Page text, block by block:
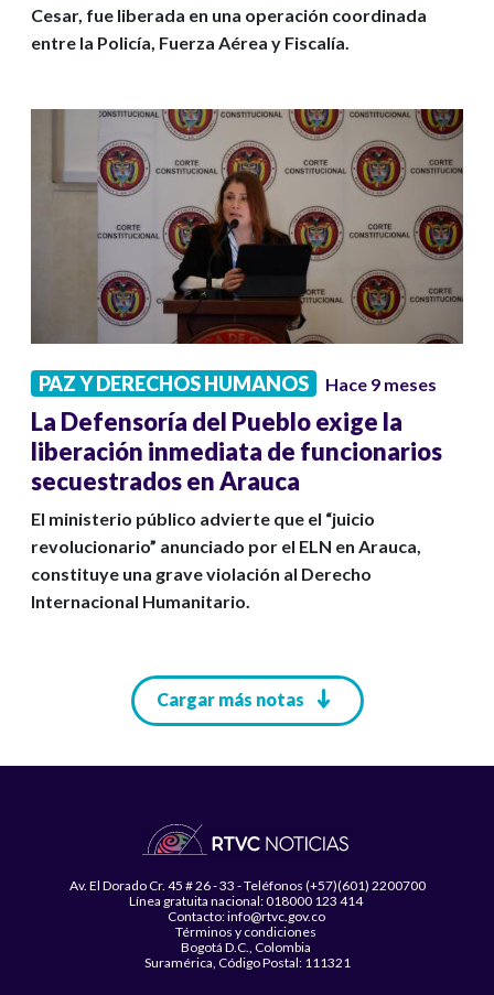
Cesar, fue liberada en una operación coordinada
entre la Policía, Fuerza Aérea y Fiscalía.
PAZ Y DERECHOS HUMANOS Hace 9 meses
La Defensoría del Pueblo exige la
liberación inmediata de funcionarios
secuestrados en Arauca
El ministerio público advierte que el “juicio
revolucionario” anunciado por el ELN en Arauca,
constituye una grave violación al Derecho
Internacional Humanitario.
Cargar más notas
Av. El Dorado Cr. 45 # 26 - 33 - Teléfonos (+57)(601) 2200700
Línea gratuita nacional: 018000 123 414
Contacto: info@rtvc.gov.co
Términos y condiciones
Bogotá D.C., Colombia
Suramérica, Código Postal: 111321